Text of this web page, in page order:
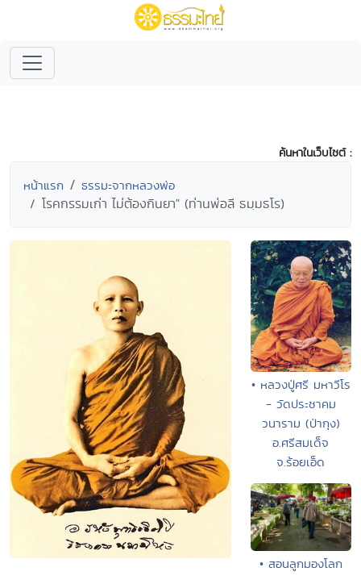
ค้นหาในเว็บไซต์ :
หน้าแรก ธรรมะจากหลวงพ่อ
โรคกรรมเก่า ไม่ต้องกินยา" (ท่านพ่อลี ธมฺมธโร)
• หลวงปู่ศรี มหาวีโร
- วัดประชาคม
วนาราม (ป่ากุง)
อ.ศรีสมเด็จ
จ.ร้อยเอ็ด
• สอนลูกมองโลก